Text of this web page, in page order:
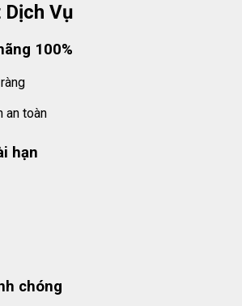
Dịch Vụ
100%
an toàn
hạn
chóng